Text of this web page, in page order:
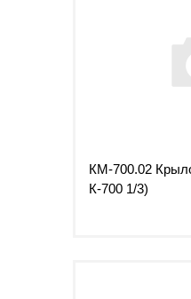
КМ-700.02
К-700 1/3)